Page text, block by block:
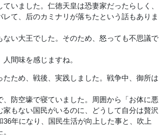
いました。仁徳天皇は恐妻家だったらしく、
て、后のカミナリが落ちたという話もありま
い大王でした。そのため、怒っても不思議で
間味を感じますね。
ため、戦後、実践しました。戦争中、御所は
防空壕で寝ていました。周囲から「お体に悪
もない国民がいるのに、どうして自分は贅沢
年になり、国民生活が向上した事と、吹上